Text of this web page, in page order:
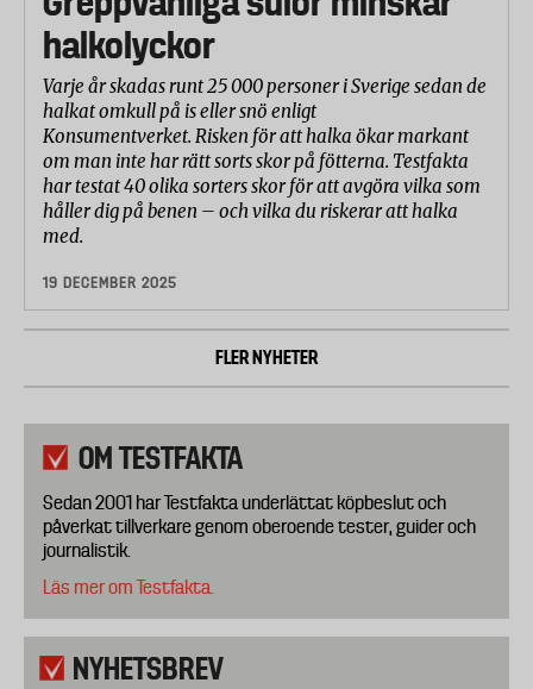
halkolyckor
Varje år skadas runt 25 000 personer i Sverige sedan de
halkat omkull på is eller snö enligt
Konsumentverket. Risken för att halka ökar markant
om man inte har rätt sorts skor på fötterna. Testfakta
har testat 40 olika sorters skor för att avgöra vilka som
håller dig på benen – och vilka du riskerar att halka
med.
19 DECEMBER 2025
FLER NYHETER
OM TESTFAKTA
Sedan 2001 har Testfakta underlättat köpbeslut och
påverkat tillverkare genom oberoende tester, guider och
journalistik.
Läs mer om Testfakta.
NYHETSBREV